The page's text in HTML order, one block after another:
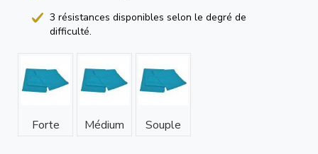
3 résistances disponibles selon le degré de
difficulté.
Forte Médium Souple